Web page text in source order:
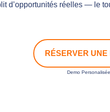
d’opportunités réelles — le
RÉSERVER UNE
Demo Personalisée